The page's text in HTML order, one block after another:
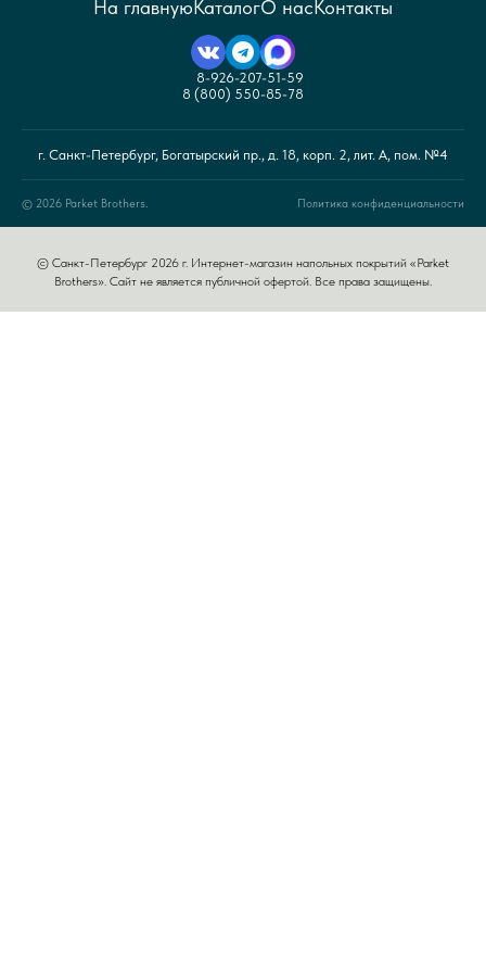
На главнуюКаталогО насКонтакты
8-926-207-51-59
8 (800) 550-85-78
г. Санкт-Петербург, Богатырский пр., д. 18, корп. 2, лит. А, пом. №4
© 2026 Parket Brothers. Политика конфиденциальности
© Санкт-Петербург 2026 г. Интернет-магазин напольных покрытий «Parket
Brothers». Сайт не является публичной офертой. Все права защищены.